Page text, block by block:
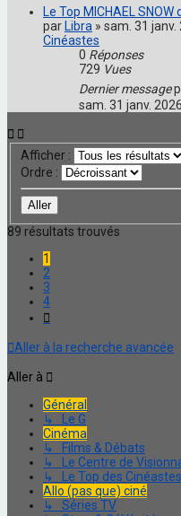
Le Top MICHAEL
parLibra » sam. 31
Cinéastes
0 Réponses
729 Vues
Dernier message
sam. 31 janv.
Afficher :
Ordre :
89 résultats trouvés
1
2
3
4
Aller à la recherche avancée
Aller à
Général
↳ Le G
Cinéma
↳ Films & Débats
↳ Le Centre de
↳ Le Top des Cinéastes
Allo (pas que) ciné
↳ Séries TV